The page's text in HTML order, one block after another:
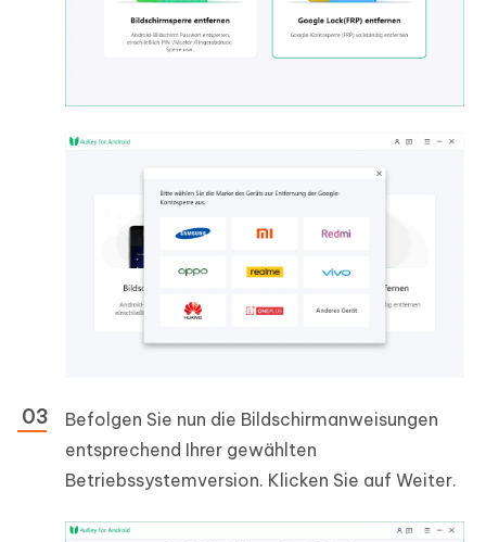
Befolgen Sie nun die Bildschirmanweisungen
entsprechend Ihrer gewählten
Betriebssystemversion. Klicken Sie auf Weiter.